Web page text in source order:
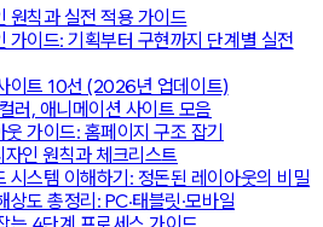
원칙과 실전 적용 가이드
가이드: 기획부터 구현까지 단계별 실전
이트 10선 (2026년 업데이트)
러, 애니메이션 사이트 모음
가이드: 홈페이지 구조 잡기
인 원칙과 체크리스트
시스템 이해하기: 정돈된 레이아웃의 비밀
상도 총정리: PC·태블릿·모바일